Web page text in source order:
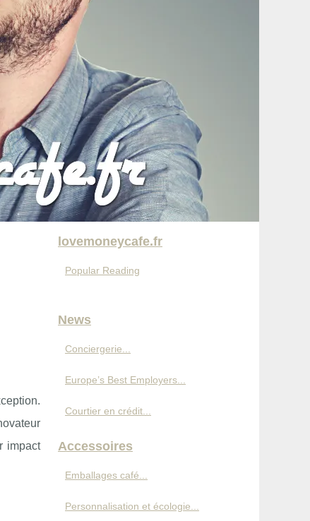
impact
lovemoneycafe.fr
Popular Reading
News
Conciergerie...
Europe’s Best Employers...
Courtier en crédit...
Accessoires
Emballages café...
Personnalisation et écologie...